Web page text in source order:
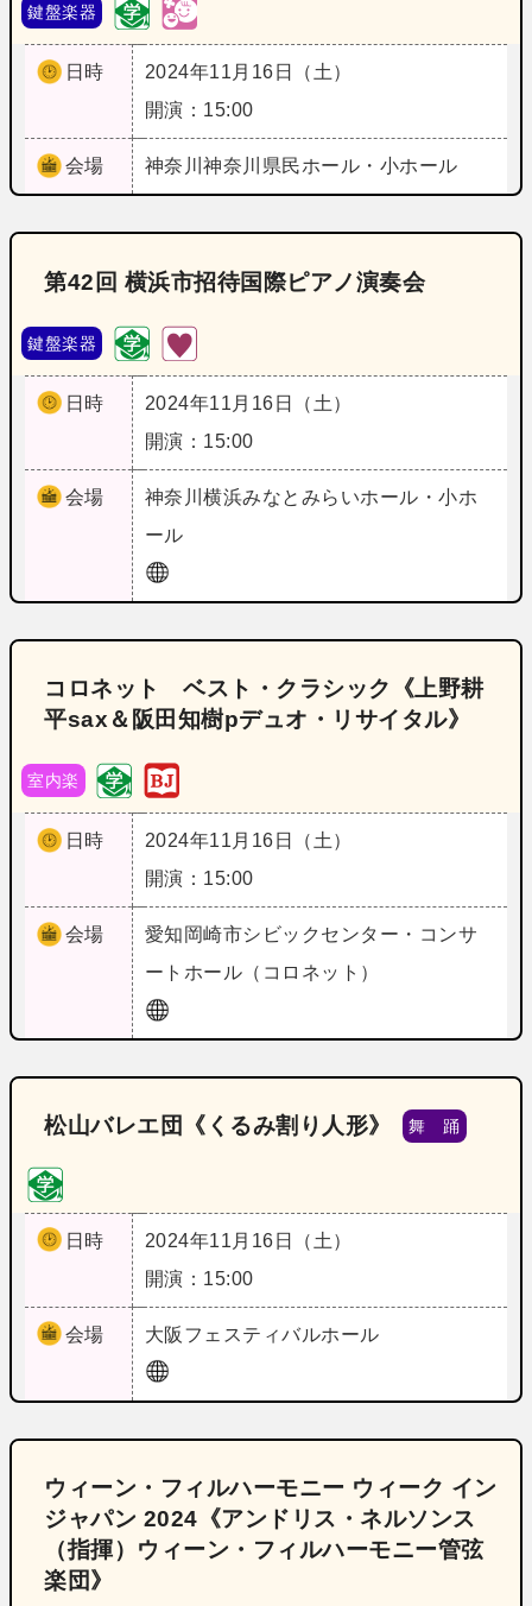
鍵盤楽器
日時
2024年11月16日（土）
開演：15:00
会場 神奈川神奈川県民ホール・小ホール
第42回 横浜市招待国際ピアノ演奏会
鍵盤楽器
日時
2024年11月16日（土）
開演：15:00
会場 神奈川横浜みなとみらいホール・小ホ
ール
コロネット ベスト・クラシック《上野耕
平sax＆阪田知樹pデュオ・リサイタル》
室内楽
日時
2024年11月16日（土）
開演：15:00
会場 愛知 岡崎市シビックセンター・コンサ
ートホール（コロネット）
松山バレエ団《くるみ割り人形》 舞 踊
日時
2024年11月16日（土）
開演：15:00
会場 大阪 フェスティバルホール
ウィーン・フィルハーモニー ウィーク イン
ジャパン 2024《アンドリス・ネルソンス
（指揮）ウィーン・フィルハーモニー管弦
楽団》